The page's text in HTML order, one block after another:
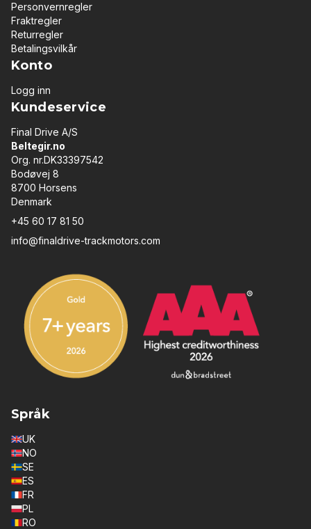
Personvernregler
Fraktregler
Returregler
Betalingsvilkår
Konto
Logg inn
Kundeservice
Final Drive A/S
Beltegir.no
Org. nr.DK33397542
Bodøvej 8
8700 Horsens
Denmark
+45 60 17 81 50
info@finaldrive-trackmotors.com
Språk
UK
NO
SE
ES
FR
PL
RO